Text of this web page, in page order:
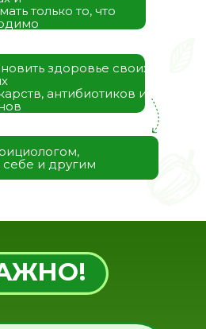
только то, что
здоровье своих
антибиотиков и
себе и другим